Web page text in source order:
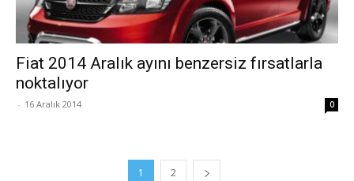
Fiat 2014 Aralık ayını benzersiz fırsatlarla
noktalıyor
- 16 Aralık 2014 0
1 2